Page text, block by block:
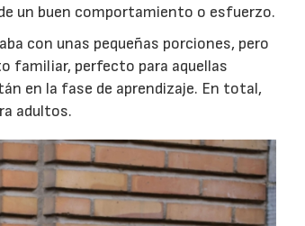
un buen comportamiento o esfuerzo.
con unas pequeñas porciones, pero
familiar, perfecto para aquellas
en la fase de aprendizaje. En total,
adultos.